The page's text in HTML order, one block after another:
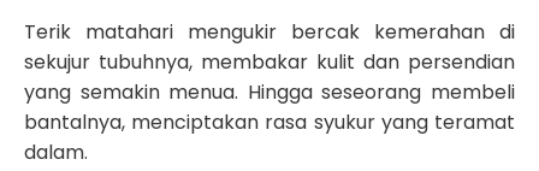
Terik matahari mengukir bercak kemerahan di
sekujur tubuhnya, membakar kulit dan persendian
yang semakin menua. Hingga seseorang membeli
bantalnya, menciptakan rasa syukur yang teramat
dalam.